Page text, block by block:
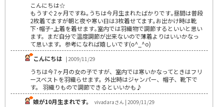
こんにちは☆
もうすぐ2ヶ月ですね｡うちは今月生まれたばかりです｡昼間は普段
2枚着てますが朝と夜や寒い日は3枚着せてます｡お出かけ時は靴
下･帽子･上着を着せます｡室内では羽織物で調節するといいと思い
ます。まだ自分で温度調節が出来ないので薄着よりはいいかなっ
て思います。参考になれば嬉しいです(o^_^o)
こんにちは | 2009/11/29
うちは今7ヶ月の女の子ですが、室内では寒いかなってときはフリ
ースベストを羽織らせます。外出時はジャンパー、帽子、靴下で
す。 羽織りもので調節できるといいかも♪
娘が10月生まれです。
vivadaraさん | 2009/11/29